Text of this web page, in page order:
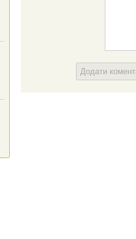
Додати